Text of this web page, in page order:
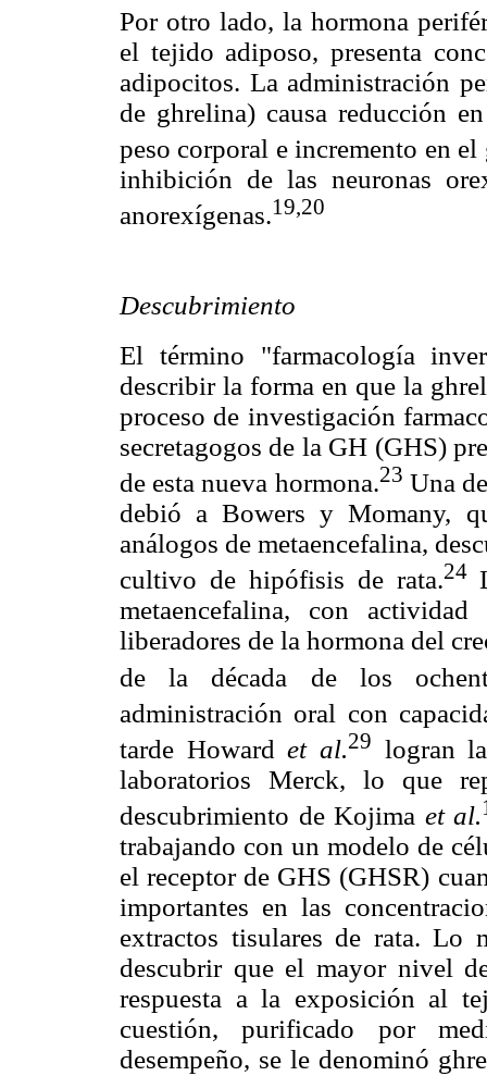
Por otro lado, la hormona
el tejido adiposo, presenta
adipocitos. La administración
de ghrelina) causa reducción
peso corporal e incremento en el
inhibición de las neuronas
anorexígenas.19,20
Descubrimiento
El término "farmacología
describir la forma en que la
proceso de investigación
secretagogos de la GH (GHS)
de esta nueva hormona.23 Una
debió a Bowers y Momany,
análogos de metaencefalina,
cultivo de hipófisis de rata.24
metaencefalina, con
liberadores de la hormona del
de la década de los
administración oral con
tarde Howardet al.29 logran
laboratorios Merck, lo que
descubrimiento de Kojima et al.
trabajando con un modelo de
el receptor de GHS (GHSR)
importantes en las
extractos tisulares de rata. Lo
descubrir que el mayor nivel
respuesta a la exposición al
cuestión, purificado por
desempeño, se le denominó